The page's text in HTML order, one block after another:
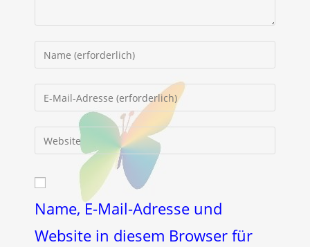
deinen
Namen
oder
Benutzernamen
Kommentieren
deine
E-
Mail-
zum
Kommentieren
ein
deine
URL
ein
(optional)
Name, E-Mail-Adresse und
Website in diesem Browser für